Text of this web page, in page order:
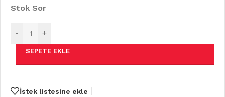
Stok Sor
- +
SEPETE EKLE
İstek listesine ekle